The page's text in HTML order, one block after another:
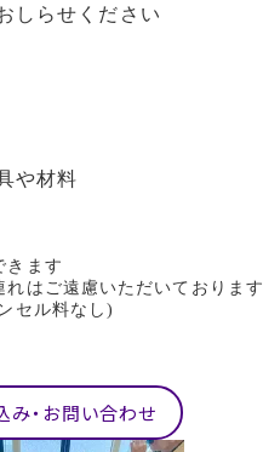
しらせください
や材料
きます
はご遠慮いただいております
セル料なし)
み・お問い合わせ